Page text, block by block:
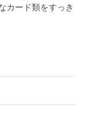
カード類をすっき